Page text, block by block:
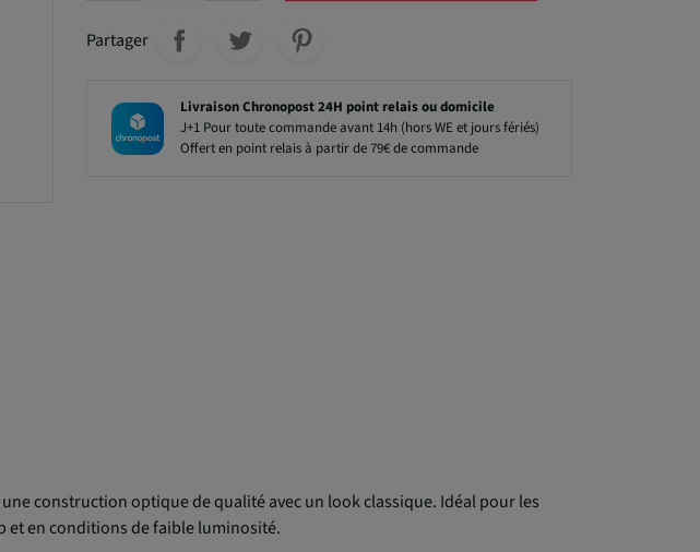
Partager
Livraison Chronopost 24H point relais ou domicile
J+1 Pour toute commande avant 14h (hors WE et jours fériés)
Offert en point relais à partir de 79€ de commande
construction optique de qualité avec un look classique. Idéal pour les
et en conditions de faible luminosité.